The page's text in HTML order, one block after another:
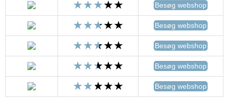
Besøg webshop
Besøg webshop
Besøg webshop
Besøg webshop
Besøg webshop